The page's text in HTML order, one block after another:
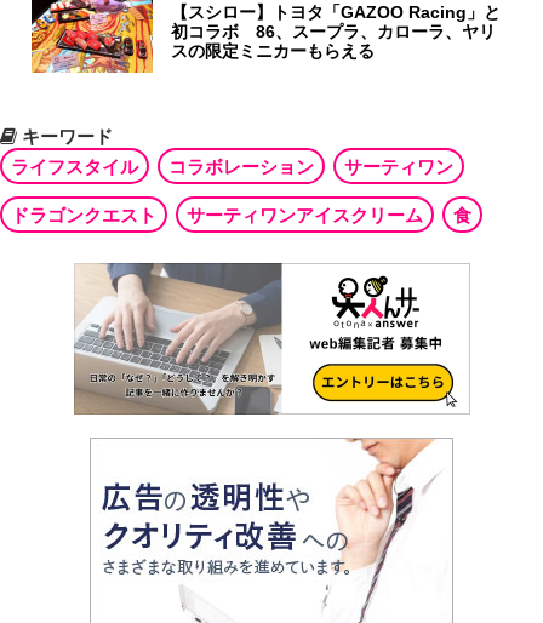
【スシロー】トヨタ「GAZOO Racing」と
初コラボ 86、スープラ、カローラ、ヤリ
スの限定ミニカーもらえる
キーワード
ライフスタイル
コラボレーション サーティワン
ドラゴンクエスト サーティワンアイスクリーム 食